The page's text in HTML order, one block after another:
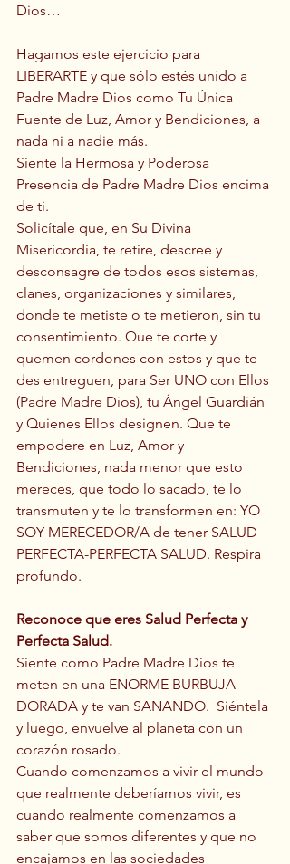
Dios…
Hagamos este ejercicio para
LIBERARTE y que sólo estés unido a
Padre Madre Dios como Tu Única
Fuente de Luz, Amor y Bendiciones, a
nada ni a nadie más.
Siente la Hermosa y Poderosa
Presencia de Padre Madre Dios encima
de ti.
Solicítale que, en Su Divina
Misericordia, te retire, descree y
desconsagre de todos esos sistemas,
clanes, organizaciones y similares,
donde te metiste o te metieron, sin tu
consentimiento. Que te corte y
quemen cordones con estos y que te
des entreguen, para Ser UNO con Ellos
(Padre Madre Dios), tu Ángel Guardián
y Quienes Ellos designen. Que te
empodere en Luz, Amor y
Bendiciones, nada menor que esto
mereces, que todo lo sacado, te lo
transmuten y te lo transformen en: YO
SOY MERECEDOR/A de tener SALUD
PERFECTA-PERFECTA SALUD. Respira
profundo.
Reconoce que eres Salud Perfecta y
Perfecta Salud.
Siente como Padre Madre Dios te
meten en una ENORME BURBUJA
DORADA y te van SANANDO.  Siéntela
y luego, envuelve al planeta con un
corazón rosado.
Cuando comenzamos a vivir el mundo
que realmente deberíamos vivir, es
cuando realmente comenzamos a
saber que somos diferentes y que no
encajamos en las sociedades